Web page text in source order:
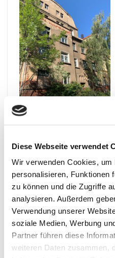
Diese Webseite verwendet
Wir verwenden Cookies, um
personalisieren, Funktionen
zu können und die Zugriffe
analysieren. Außerdem
Verwendung unserer
soziale Medien, Werbung
Partner führen diese
weiteren Daten zusammen,